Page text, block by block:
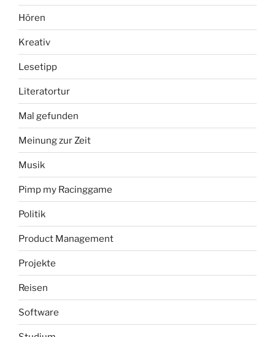
Hören
Kreativ
Lesetipp
Literatortur
Mal gefunden
Meinung zur Zeit
Musik
Pimp my Racinggame
Politik
Product Management
Projekte
Reisen
Software